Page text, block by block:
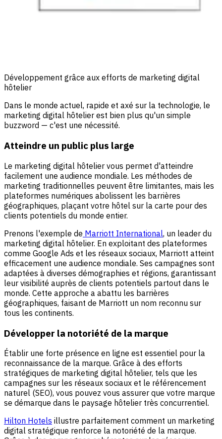
Développement grâce aux efforts de marketing digital
hôtelier
Dans le monde actuel, rapide et axé sur la technologie, le
marketing digital hôtelier est bien plus qu'un simple
buzzword — c'est une nécessité.
Atteindre un public plus large
Le marketing digital hôtelier vous permet d'atteindre
facilement une audience mondiale. Les méthodes de
marketing traditionnelles peuvent être limitantes, mais les
plateformes numériques abolissent les barrières
géographiques, plaçant votre hôtel sur la carte pour des
clients potentiels du monde entier.
Prenons l'exemple de Marriott International, un leader du
marketing digital hôtelier. En exploitant des plateformes
comme Google Ads et les réseaux sociaux, Marriott atteint
efficacement une audience mondiale. Ses campagnes sont
adaptées à diverses démographies et régions, garantissant
leur visibilité auprès de clients potentiels partout dans le
monde. Cette approche a abattu les barrières
géographiques, faisant de Marriott un nom reconnu sur
tous les continents.
Développer la notoriété de la marque
Établir une forte présence en ligne est essentiel pour la
reconnaissance de la marque. Grâce à des efforts
stratégiques de marketing digital hôtelier, tels que les
campagnes sur les réseaux sociaux et le référencement
naturel (SEO), vous pouvez vous assurer que votre marque
se démarque dans le paysage hôtelier très concurrentiel.
Hilton Hotels illustre parfaitement comment un marketing
digital stratégique renforce la notoriété de la marque.